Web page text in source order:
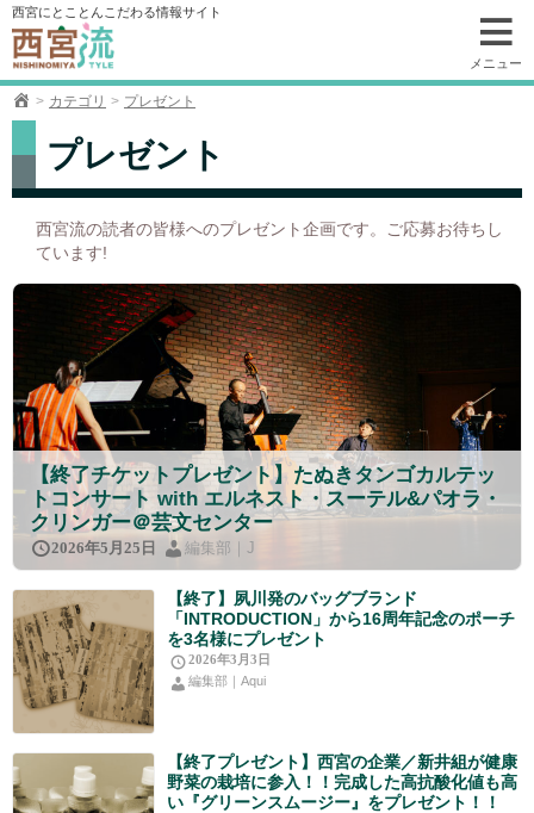
コ
ン
テ
ン
ツ
動
西宮にとことんこだわる情報サイト
メニュー
カテゴリ プレゼント
プレゼント
西宮流の読者の皆様へのプレゼント企画です。ご応募お待ちし
ています!
【終了チケットプレゼント】たぬきタンゴカルテッ
トコンサート with エルネスト・スーテル&パオラ・
クリンガー＠芸文センター
2026年5月25日 編集部｜J
【終了】夙川発のバッグブランド
「INTRODUCTION」から16周年記念のポーチ
を3名様にプレゼント
2026年3月3日
編集部｜Aqui
【終了プレゼント】西宮の企業／新井組が健康
野菜の栽培に参入！！完成した高抗酸化値も高
い『グリーンスムージー』をプレゼント！！